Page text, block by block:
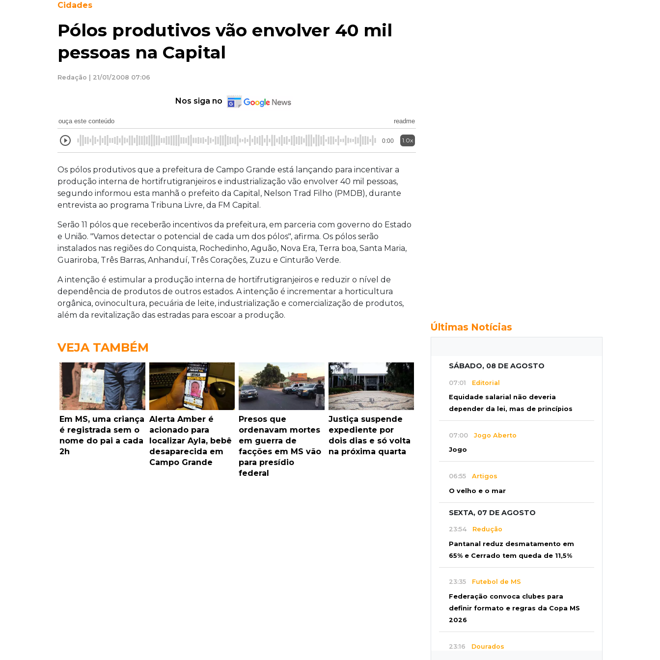
Cidades
Pólos produtivos vão envolver 40 mil
pessoas na Capital
Redação | 21/01/2008 07:06
Nos siga no
ouça este conteúdo readme
0:00 1.0x
Os pólos produtivos que a prefeitura de Campo Grande está lançando para incentivar a
produção interna de hortifrutigranjeiros e industrialização vão envolver 40 mil pessoas,
segundo informou esta manhã o prefeito da Capital, Nelson Trad Filho (PMDB), durante
entrevista ao programa Tribuna Livre, da FM Capital.
Serão 11 pólos que receberão incentivos da prefeitura, em parceria com governo do Estado
e União. "Vamos detectar o potencial de cada um dos pólos", afirma. Os pólos serão
instalados nas regiões do Conquista, Rochedinho, Aguão, Nova Era, Terra boa, Santa Maria,
Guariroba, Três Barras, Anhanduí, Três Corações, Zuzu e Cinturão Verde.
A intenção é estimular a produção interna de hortifrutigranjeiros e reduzir o nível de
dependência de produtos de outros estados. A intenção é incrementar a horticultura
orgânica, ovinocultura, pecuária de leite, industrialização e comercialização de produtos,
além da revitalização das estradas para escoar a produção.
VEJA TAMBÉM
Em MS, uma criança
é registrada sem o
nome do pai a cada
2h
Alerta Amber é
acionado para
localizar Ayla, bebê
desaparecida em
Campo Grande
Presos que
ordenavam mortes
em guerra de
facções em MS vão
para presídio
federal
Justiça suspende
expediente por
dois dias e só volta
na próxima quarta
Últimas Notícias
SÁBADO, 08 DE AGOSTO
07:01 Editorial
Equidade salarial não deveria
depender da lei, mas de princípios
07:00 Jogo Aberto
Jogo
06:55 Artigos
O velho e o mar
SEXTA, 07 DE AGOSTO
23:54 Redução
Pantanal reduz desmatamento em
65% e Cerrado tem queda de 11,5%
23:35 Futebol de MS
Federação convoca clubes para
definir formato e regras da Copa MS
2026
23:16 Dourados